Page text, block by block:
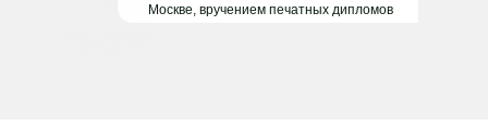
Москве, вручением печатных дипломов